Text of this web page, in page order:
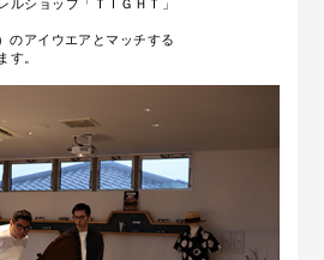
ルショップ「ＴＩＧＨＴ」
のアイウエアとマッチする
す。